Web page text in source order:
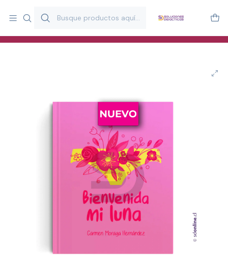
y estimulación infantil en Chile.
Especialistas en recursos educativos para aulas, terapeutas y